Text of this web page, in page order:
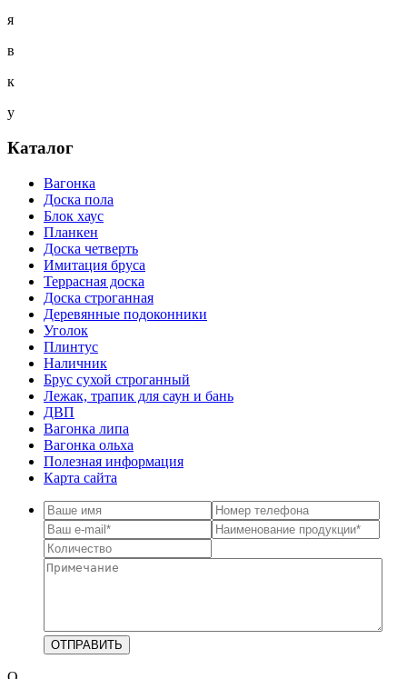
я
в
к
у
Каталог
Вагонка
Доска пола
Блок хаус
Планкен
Доска четверть
Имитация бруса
Террасная доска
Доска строганная
Деревянные подоконники
Уголок
Плинтус
Наличник
Брус сухой строганный
Лежак, трапик для саун и бань
ДВП
Вагонка липа
Вагонка ольха
Полезная информация
Карта сайта